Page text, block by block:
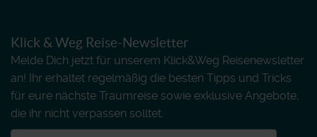
Klick & Weg Reise-Newsletter
Melde Dich jetzt für unserem Klick&Weg Reisenewsletter
an! Ihr erhaltet regelmäßig die besten Tipps und Tricks
für eure nächste Traumreise sowie exklusive Angebote,
die ihr nicht verpassen solltet.